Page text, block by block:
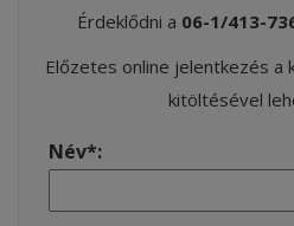
Érdeklődni a 06-1/413-
Előzetes online jelentkezés a
kitöltésével
Név*: